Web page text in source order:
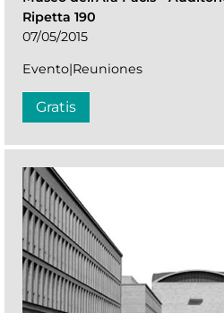
Ripetta 190
07/05/2015
Evento|Reuniones
Gratis